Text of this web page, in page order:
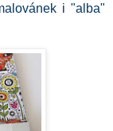
i "alba"